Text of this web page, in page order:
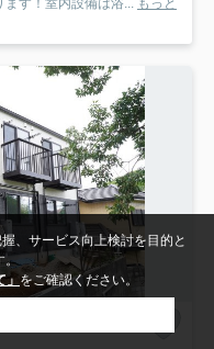
す！室内設備は浴... もっと
、サービス向上検討を目的と
。
をご確認ください。